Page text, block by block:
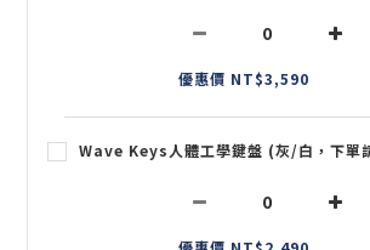
優惠價 NT$3,590
Wave Keys人體工學鍵盤 (灰/白，下單